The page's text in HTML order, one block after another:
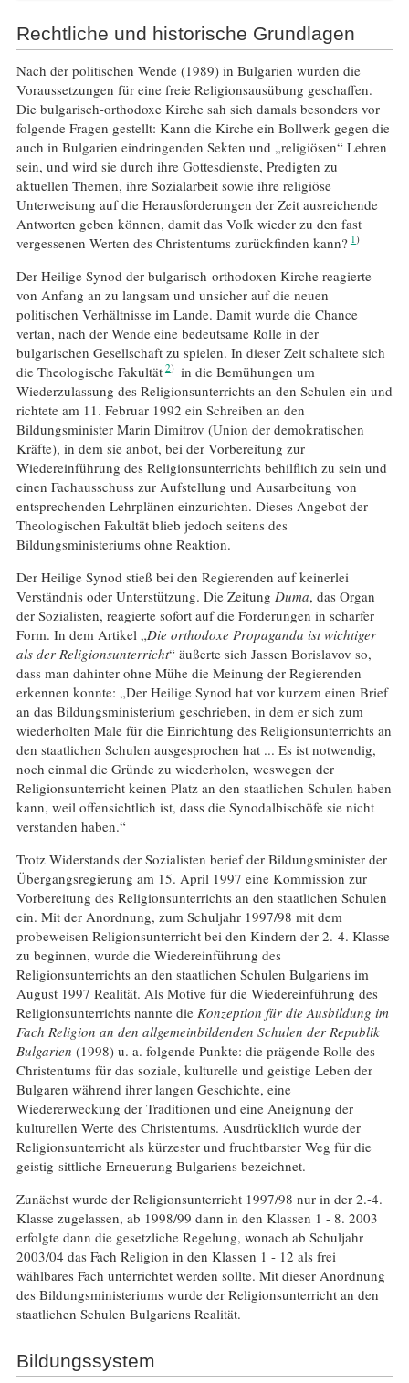
Rechtliche und historische Grundlagen
Nach der politischen Wende (1989) in Bulgarien wurden die
Voraussetzungen für eine freie Religionsausübung geschaffen.
Die bulgarisch-orthodoxe Kirche sah sich damals besonders vor
folgende Fragen gestellt: Kann die Kirche ein Bollwerk gegen die
auch in Bulgarien eindringenden Sekten und „religiösen“ Lehren
sein, und wird sie durch ihre Gottesdienste, Predigten zu
aktuellen Themen, ihre Sozialarbeit sowie ihre religiöse
Unterweisung auf die Herausforderungen der Zeit ausreichende
Antworten geben können, damit das Volk wieder zu den fast
vergessenen Werten des Christentums zurückfinden kann? 1
Der Heilige Synod der bulgarisch-orthodoxen Kirche reagierte
von Anfang an zu langsam und unsicher auf die neuen
politischen Verhältnisse im Lande. Damit wurde die Chance
vertan, nach der Wende eine bedeutsame Rolle in der
bulgarischen Gesellschaft zu spielen. In dieser Zeit schaltete sich
die Theologische Fakultät 2
in die Bemühungen um
Wiederzulassung des Religionsunterrichts an den Schulen ein und
richtete am 11. Februar 1992 ein Schreiben an den
Bildungsminister Marin Dimitrov (Union der demokratischen
Kräfte), in dem sie anbot, bei der Vorbereitung zur
Wiedereinführung des Religionsunterrichts behilflich zu sein und
einen Fachausschuss zur Aufstellung und Ausarbeitung von
entsprechenden Lehrplänen einzurichten. Dieses Angebot der
Theologischen Fakultät blieb jedoch seitens des
Bildungsministeriums ohne Reaktion.
Der Heilige Synod stieß bei den Regierenden auf keinerlei
Verständnis oder Unterstützung. Die Zeitung Duma, das Organ
der Sozialisten, reagierte sofort auf die Forderungen in scharfer
Form. In dem Artikel „Die orthodoxe Propaganda ist wichtiger
als der Religionsunterricht“ äußerte sich Jassen Borislavov so,
dass man dahinter ohne Mühe die Meinung der Regierenden
erkennen konnte: „Der Heilige Synod hat vor kurzem einen Brief
an das Bildungsministerium geschrieben, in dem er sich zum
wiederholten Male für die Einrichtung des Religionsunterrichts an
den staatlichen Schulen ausgesprochen hat ... Es ist notwendig,
noch einmal die Gründe zu wiederholen, weswegen der
Religionsunterricht keinen Platz an den staatlichen Schulen haben
kann, weil offensichtlich ist, dass die Synodalbischöfe sie nicht
verstanden haben.“
Trotz Widerstands der Sozialisten berief der Bildungsminister der
Übergangsregierung am 15. April 1997 eine Kommission zur
Vorbereitung des Religionsunterrichts an den staatlichen Schulen
ein. Mit der Anordnung, zum Schuljahr 1997/98 mit dem
probeweisen Religionsunterricht bei den Kindern der 2.-4. Klasse
zu beginnen, wurde die Wiedereinführung des
Religionsunterrichts an den staatlichen Schulen Bulgariens im
August 1997 Realität. Als Motive für die Wiedereinführung des
Religionsunterrichts nannte die Konzeption für die Ausbildung im
Fach Religion an den allgemeinbildenden Schulen der Republik
Bulgarien (1998) u. a. folgende Punkte: die prägende Rolle des
Christentums für das soziale, kulturelle und geistige Leben der
Bulgaren während ihrer langen Geschichte, eine
Wiedererweckung der Traditionen und eine Aneignung der
kulturellen Werte des Christentums. Ausdrücklich wurde der
Religionsunterricht als kürzester und fruchtbarster Weg für die
geistig-sittliche Erneuerung Bulgariens bezeichnet.
Zunächst wurde der Religionsunterricht 1997/98 nur in der 2.-4.
Klasse zugelassen, ab 1998/99 dann in den Klassen 1 - 8. 2003
erfolgte dann die gesetzliche Regelung, wonach ab Schuljahr
2003/04 das Fach Religion in den Klassen 1 - 12 als frei
wählbares Fach unterrichtet werden sollte. Mit dieser Anordnung
des Bildungsministeriums wurde der Religionsunterricht an den
staatlichen Schulen Bulgariens Realität.
Bildungssystem